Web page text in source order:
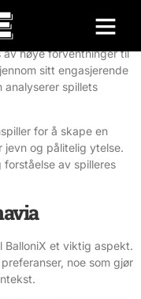
høye forventninger til
sitt engasjerende
analyserer spillets
for å skape en
jevn og pålitelig ytelse.
av spilleres
BalloniX et viktig aspekt.
noe som gjør